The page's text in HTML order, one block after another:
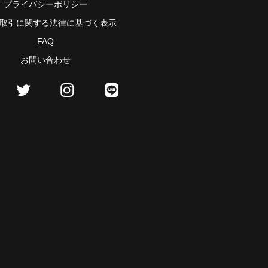
プライバシーポリシー
引に関する法律に基づく表示
FAQ
お問い合わせ